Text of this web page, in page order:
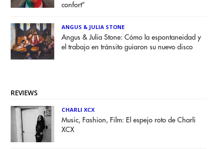
confort”
ANGUS & JULIA STONE
Angus & Julia Stone: Cómo la espontaneidad y
el trabajo en tránsito guiaron su nuevo disco
REVIEWS
CHARLI XCX
Music, Fashion, Film: El espejo roto de Charli
XCX